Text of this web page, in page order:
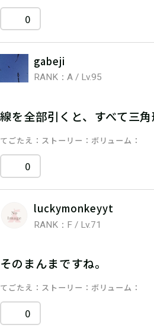
0
gabeji
RANK：A / Lv.95
線を全部引くと、すべて三
てごたえ ストーリー ボリューム
0
luckymonkeyyt
RANK：F / Lv.71
そのまんまですね。
てごたえ ストーリー ボリューム
0